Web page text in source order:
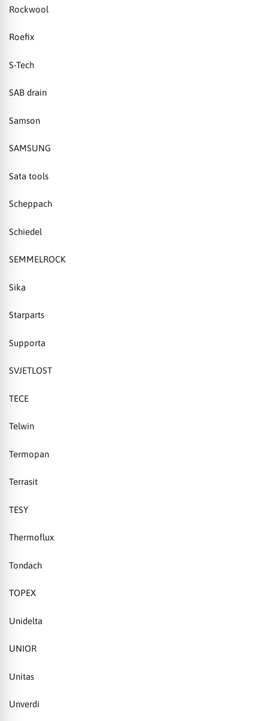
Rockwool
Roefix
S-Tech
SAB drain
Samson
SAMSUNG
Sata tools
Scheppach
Schiedel
SEMMELROCK
Sika
Starparts
Supporta
SVJETLOST
TECE
Telwin
Termopan
Terrasit
TESY
Thermoflux
Tondach
TOPEX
Unidelta
UNIOR
Unitas
Unverdi